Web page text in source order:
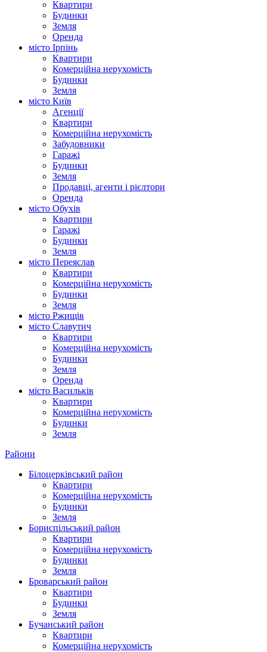
Квартири
Будинки
Земля
Оренда
місто Ірпінь
Квартири
Комерційна нерухомість
Будинки
Земля
місто Київ
Агенції
Квартири
Комерційна нерухомість
Забудовники
Гаражі
Будинки
Земля
Продавці, агенти і рієлтори
Оренда
місто Обухів
Квартири
Гаражі
Будинки
Земля
місто Переяслав
Квартири
Комерційна нерухомість
Будинки
Земля
місто Ржищів
місто Славутич
Квартири
Комерційна нерухомість
Будинки
Земля
Оренда
місто Василькiв
Квартири
Комерційна нерухомість
Будинки
Земля
Райони
Білоцерківський район
Квартири
Комерційна нерухомість
Будинки
Земля
Бориспільський район
Квартири
Комерційна нерухомість
Будинки
Земля
Броварський район
Квартири
Будинки
Земля
Бучанський район
Квартири
Комерційна нерухомість